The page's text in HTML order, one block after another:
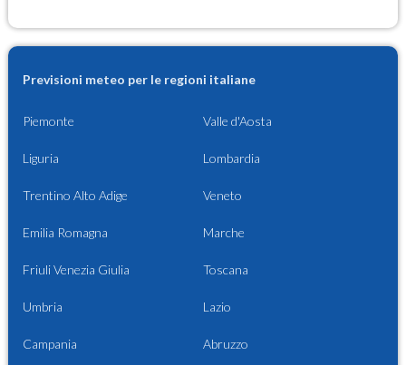
Previsioni meteo per le regioni italiane
Piemonte Valle d'Aosta
Liguria Lombardia
Trentino Alto Adige Veneto
Emilia Romagna Marche
Friuli Venezia Giulia Toscana
Umbria Lazio
Campania Abruzzo